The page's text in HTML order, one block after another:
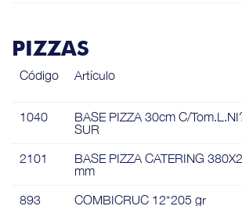
PIZZAS
Código Artículo
1040
BASE PIZZA 30cm C/
SUR
2101
BASE PIZZA CATERING
mm
893 COMBICRUC 12*205 gr